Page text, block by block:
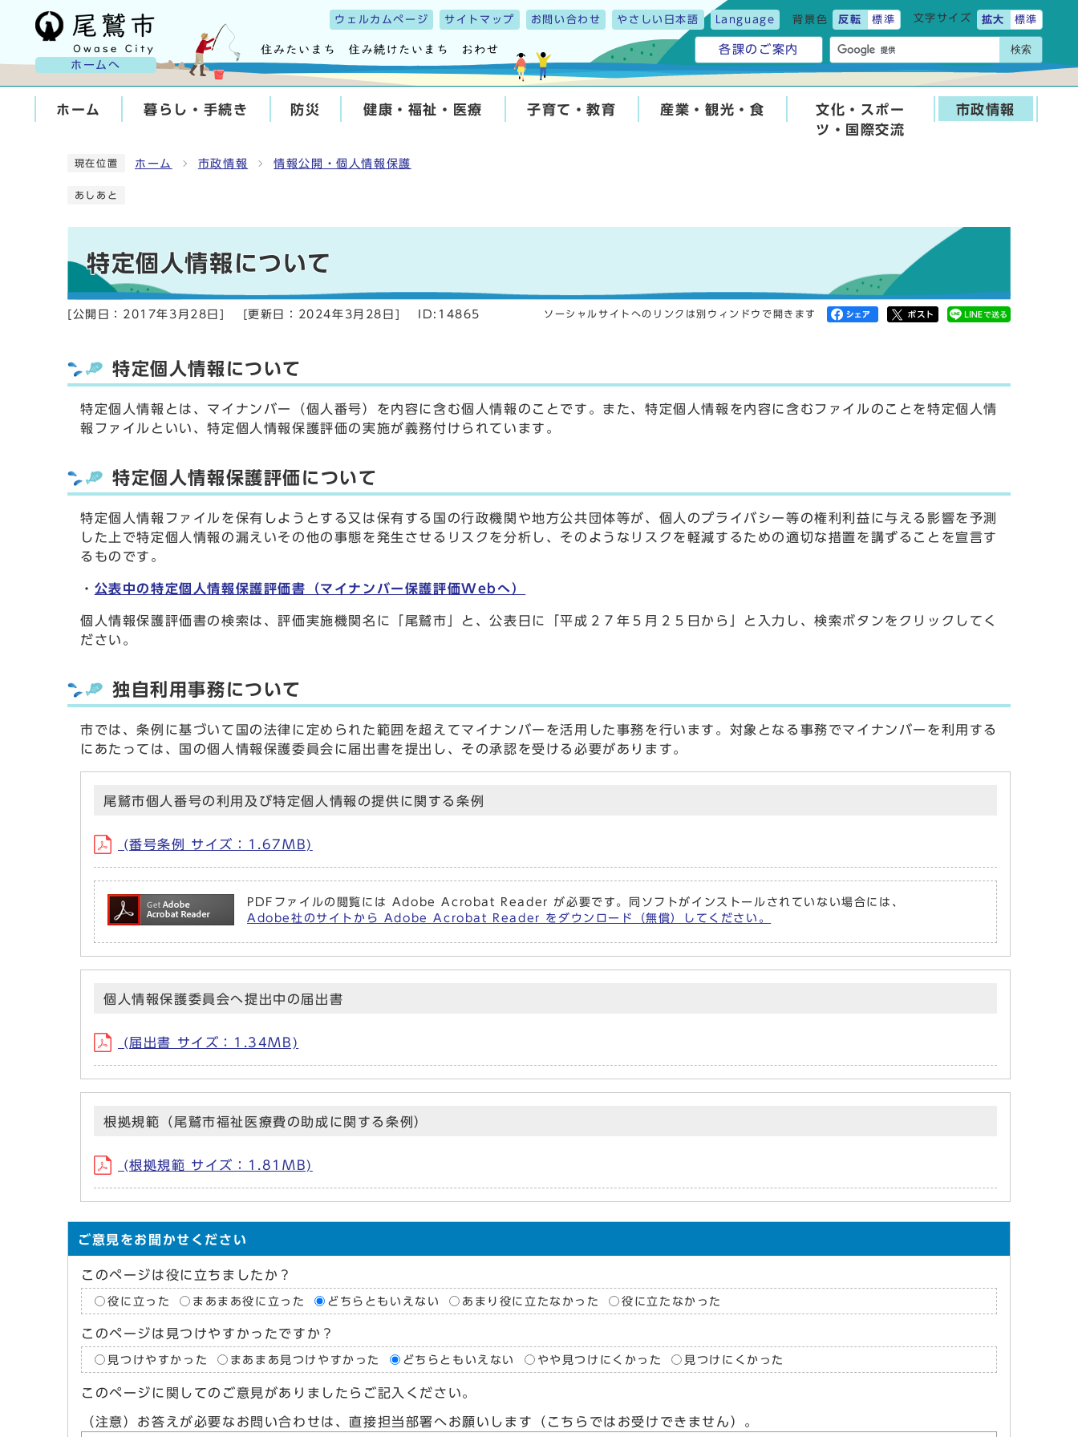
ホームへ
ウェルカムページ サイトマップ お問い合わせ やさしい日本語 Language 背景色 反転 標準 文字サイズ 拡大 標準
各課のご案内 検索
ホーム 暮らし・手続き 防災 健康・福祉・医療 子育て・教育 産業・観光・食
文化・スポー
ツ・国際交流
市政情報
現在位置 ホーム 市政情報 情報公開・個人情報保護
あしあと
特定個人情報について
[公開日： 2017年3月28日 [更新日： 2024年3月28日 ID:14865 ソーシャルサイトへのリンクは別ウィンドウで開きます
特定個人情報について
特定個人情報とは、マイナンバー（個人番号）を内容に含む個人情報のことです。また、特定個人情報を内容に含むファイルのことを特定個人情
報ファイルといい、特定個人情報保護評価の実施が義務付けられています。
特定個人情報保護評価について
特定個人情報ファイルを保有しようとする又は保有する国の行政機関や地方公共団体等が、個人のプライバシー等の権利利益に与える影響を予測
した上で特定個人情報の漏えいその他の事態を発生させるリスクを分析し、そのようなリスクを軽減するための適切な措置を講ずることを宣言す
るものです。
・ 公表中の特定個人情報保護評価書（マイナンバー保護評価Webへ）
個人情報保護評価書の検索は、評価実施機関名に「尾鷲市」と、公表日に「平成２７年５月２５日から」と入力し、検索ボタンをクリックしてく
ださい。
独自利用事務について
市では、条例に基づいて国の法律に定められた範囲を超えてマイナンバーを活用した事務を行います。対象となる事務でマイナンバーを利用する
にあたっては、国の個人情報保護委員会に届出書を提出し、その承認を受ける必要があります。
尾鷲市個人番号の利用及び特定個人情報の提供に関する条例
(番号条例 サイズ：1.67MB)
PDFファイルの閲覧には Adobe Acrobat Reader が必要です。同ソフトがインストールされていない場合には、
Adobe社のサイトから Adobe Acrobat Reader をダウンロード（無償）してください。
個人情報保護委員会へ提出中の届出書
(届出書 サイズ：1.34MB)
根拠規範（尾鷲市福祉医療費の助成に関する条例）
(根拠規範 サイズ：1.81MB)
ご意見をお聞かせください
このページは役に立ちましたか？
役に立った まあまあ役に立った どちらともいえない あまり役に立たなかった 役に立たなかった
このページは見つけやすかったですか？
見つけやすかった まあまあ見つけやすかった どちらともいえない やや見つけにくかった 見つけにくかった
このページに関してのご意見がありましたらご記入ください。
（注意）お答えが必要なお問い合わせは、直接担当部署へお願いします（こちらではお受けできません）。